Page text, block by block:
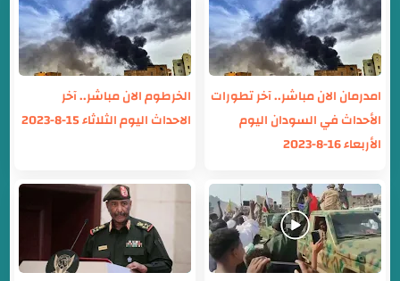
امدرمان الان مباشر.. آخر تطورات
الأحداث في السودان اليوم
الأربعاء 16-8-2023
الخرطوم الان مباشر.. آخر
الاحداث اليوم الثلاثاء 15-8-2023